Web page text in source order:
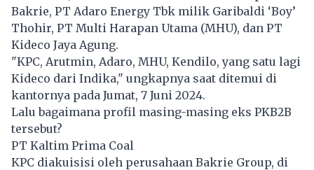
Bakrie, PT Adaro Energy Tbk milik Garibaldi ‘Boy’
Thohir, PT Multi Harapan Utama (MHU), dan PT
Kideco Jaya Agung.
"KPC, Arutmin, Adaro, MHU, Kendilo, yang satu lagi
Kideco dari Indika," ungkapnya saat ditemui di
kantornya pada Jumat, 7 Juni 2024.
Lalu bagaimana profil masing-masing eks PKB2B
tersebut?
PT Kaltim Prima Coal
KPC diakuisisi oleh perusahaan Bakrie Group, di